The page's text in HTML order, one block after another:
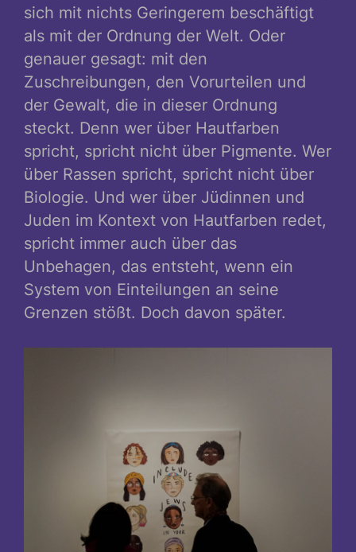
sich mit nichts Geringerem beschäftigt
als mit der Ordnung der Welt. Oder
genauer gesagt: mit den
Zuschreibungen, den Vorurteilen und
der Gewalt, die in dieser Ordnung
steckt. Denn wer über Hautfarben
spricht, spricht nicht über Pigmente. Wer
über Rassen spricht, spricht nicht über
Biologie. Und wer über Jüdinnen und
Juden im Kontext von Hautfarben redet,
spricht immer auch über das
Unbehagen, das entsteht, wenn ein
System von Einteilungen an seine
Grenzen stößt. Doch davon später.